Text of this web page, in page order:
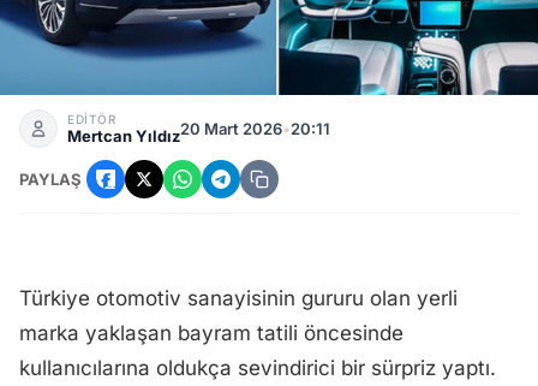
Togg Sahiplerine Hediye: 1240 Lira Değerindeki 90 kWh
EDİTÖR
Mertcan Yıldız20 Mart 2026•20:11
PAYLAŞ
Türkiye otomotiv sanayisinin gururu olan yerli
marka yaklaşan bayram tatili öncesinde
kullanıcılarına oldukça sevindirici bir sürpriz yaptı.